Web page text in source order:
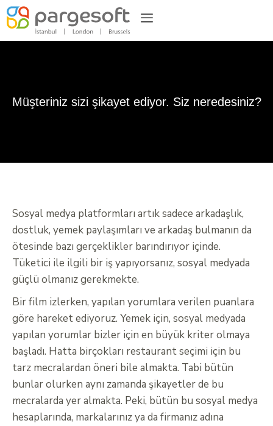
Müşteriniz sizi şikayet ediyor. Siz neredesiniz?
Sosyal medya platformları artık sadece arkadaşlık,
dostluk, yemek paylaşımları ve arkadaş bulmanın da
ötesinde bazı gerçeklikler barındırıyor içinde.
Tüketici ile ilgili bir iş yapıyorsanız, sosyal medyada
güçlü olmanız gerekmekte.
Bir film izlerken, yapılan yorumlara verilen puanlara
göre hareket ediyoruz. Yemek için, sosyal medyada
yapılan yorumlar bizler için en büyük kriter olmaya
başladı. Hatta birçokları restaurant seçimi için bu
tarz mecralardan öneri bile almakta. Tabi bütün
bunlar olurken aynı zamanda şikayetler de bu
mecralarda yer almakta. Peki, bütün bu sosyal medya
hesaplarında, markalarınız ya da firmanız adına